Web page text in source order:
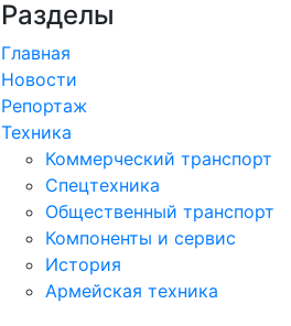
Разделы
Главная
Новости
Репортаж
Техника
Коммерческий транспорт
Спецтехника
Общественный транспорт
Компоненты и сервис
История
Армейская техника